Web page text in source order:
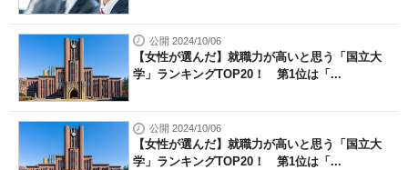
公開 2024/10/06
【女性が選んだ】就職力が高いと思う「国立大
学」ランキングTOP20！ 第1位は「...
公開 2024/10/06
【女性が選んだ】就職力が高いと思う「国立大
学」ランキングTOP20！ 第1位は「...